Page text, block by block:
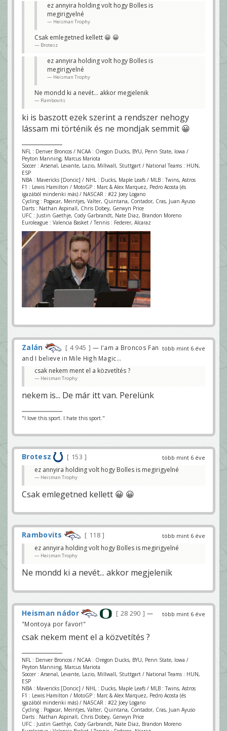
ez annyira holding volt hogy Bolles is
megirigyelné
Heisman Trophy
Csak emlegetned kellett 😀 😀
Brotesz
ez annyira holding volt hogy Bolles is
megirigyelné
Heisman Trophy
Ne mondd ki a nevét... akkor megjelenik
Rambovits
ki is baszott ezek szerint a rendszer nehogy
lássam mi történik és ne mondjak semmit 😀
NFL : Denver Broncos / NCAA : Oregon Ducks, BYU, Penn State, Iowa /
Peyton Manning, Marcus Mariota
Soccer : Arsenal, Levante, Lazio, Millwall, Stuttgart / National Teams : HUN,
ESP
NBA : Mavericks [Doncic] / NHL : Ducks, Maple Leafs / MLB : Twins, Astros
F1 : Lewis Hamilton / MotoGP : Marc & Alex Marquez, Pedro Acosta (és
igazából mindenki más) / NASCAR : #22 Joey Logano
Cycling : Pogacar, Meintjes, Valter, Quintana, Contador, Cras, Juan Ayuso
Darts : Nathan Aspinall, Chris Dobey, Gerwyn Price
UFC : Justin Gaethje, Cody Garbrandt, Nate Diaz, Brandon Moreno
Euroleague : Valencia Basket / Tennis : Federer, Alcaraz
több mint 6 éve
Zalán 4 945
— I'am a Broncos Fan
and I believe in Mile High Magic...
csak nekem ment el a közvetítés ?
Heisman Trophy
nekem is... De már itt van. Perelünk
"I love this sport. I hate this sport."
több mint 6 éve
Brotesz
153
ez annyira holding volt hogy Bolles is megirigyelné
Heisman Trophy
Csak emlegetned kellett 😀 😀
több mint 6 éve
Rambovits
118
ez annyira holding volt hogy Bolles is megirigyelné
Heisman Trophy
Ne mondd ki a nevét... akkor megjelenik
több mint 6 éve
Heisman nádor 28 290
—
"Montoya por favor!"
csak nekem ment el a közvetítés ?
NFL : Denver Broncos / NCAA : Oregon Ducks, BYU, Penn State, Iowa /
Peyton Manning, Marcus Mariota
Soccer : Arsenal, Levante, Lazio, Millwall, Stuttgart / National Teams : HUN,
ESP
NBA : Mavericks [Doncic] / NHL : Ducks, Maple Leafs / MLB : Twins, Astros
F1 : Lewis Hamilton / MotoGP : Marc & Alex Marquez, Pedro Acosta (és
igazából mindenki más) / NASCAR : #22 Joey Logano
Cycling : Pogacar, Meintjes, Valter, Quintana, Contador, Cras, Juan Ayuso
Darts : Nathan Aspinall, Chris Dobey, Gerwyn Price
UFC : Justin Gaethje, Cody Garbrandt, Nate Diaz, Brandon Moreno